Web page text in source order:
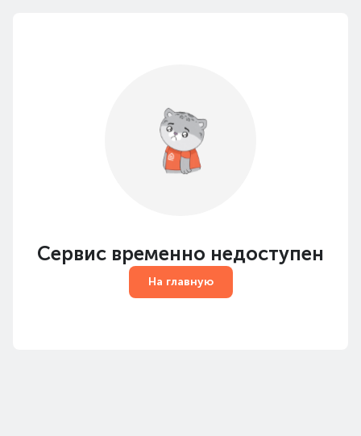
Сервис временно недоступен
На главную